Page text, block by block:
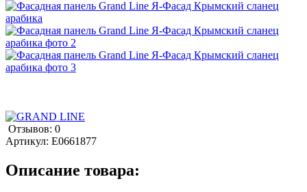
Отзывов: 0
Артикул: E0661877
Описание товара: